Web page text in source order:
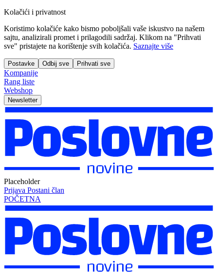
Kolačići i privatnost
Koristimo kolačiće kako bismo poboljšali vaše iskustvo na našem
sajtu, analizirali promet i prilagodili sadržaj. Klikom na "Prihvati
sve" pristajete na korištenje svih kolačića. Saznajte više
Postavke Odbij sve Prihvati sve
Kompanije
Rang liste
Webshop
Newsletter
Placeholder
Prijava Postani član
POČETNA